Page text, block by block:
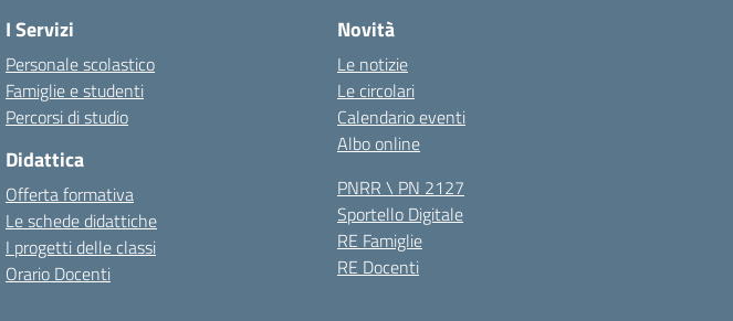
I Servizi
Personale scolastico
Famiglie e studenti
Percorsi di studio
Didattica
Offerta formativa
Le schede didattiche
I progetti delle classi
Orario Docenti
Novità
Le notizie
Le circolari
Calendario eventi
Albo online
PNRR \ PN 2127
Sportello Digitale
RE Famiglie
RE Docenti